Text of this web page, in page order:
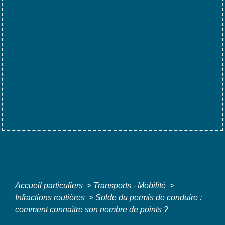
Accueil particuliers > Transports - Mobilité >
Infractions routières > Solde du permis de conduire :
comment connaître son nombre de points ?